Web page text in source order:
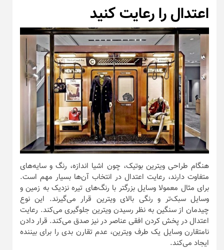
اعتدال را رعایت کنید
هنگام طراحی ویترین بوتیک، چون اشیا اندازه، رنگ و سایه‌های
متفاوت دارند، رعایت اعتدال در انتخاب آن‌ها بسیار مهم است.
برای مثال معمولا وسایل بزرگتر با رنگ‌های تیره نزدیک به زمین و
وسایل سبک‌تر و رنگی بالای ویترین قرار می‌گیرند. این نوع
چیدمان از سنگین به نظر رسیدن ویترین جلوگیری می‌کند. رعایت
اعتدال در پخش کردن افقی عناصر در نیز صدق می‌کند. قرار دادن
نامتقارن وسایل یک طرف ویترین، عدم تقارن بدی را برای بیننده
ایجاد می‌کند.